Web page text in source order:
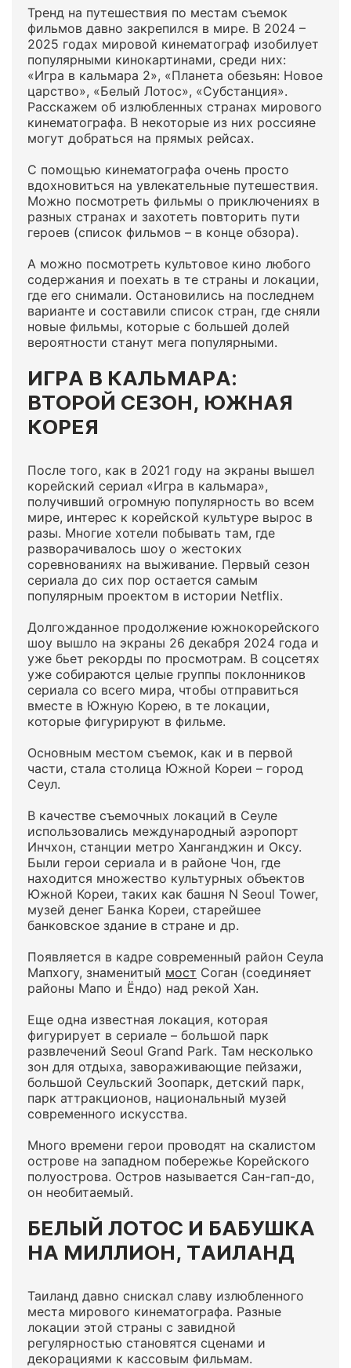
Тренд на путешествия по местам съемок
фильмов давно закрепился в мире. В 2024 –
2025 годах мировой кинематограф изобилует
популярными кинокартинами, среди них:
«Игра в кальмара 2», «Планета обезьян: Новое
царство», «Белый Лотос», «Субстанция».
Расскажем об излюбленных странах мирового
кинематографа. В некоторые из них россияне
могут добраться на прямых рейсах.
С помощью кинематографа очень просто
вдохновиться на увлекательные путешествия.
Можно посмотреть фильмы о приключениях в
разных странах и захотеть повторить пути
героев (список фильмов – в конце обзора).
А можно посмотреть культовое кино любого
содержания и поехать в те страны и локации,
где его снимали. Остановились на последнем
варианте и составили список стран, где сняли
новые фильмы, которые с большей долей
вероятности станут мега популярными.
ИГРА В КАЛЬМАРА:
ВТОРОЙ СЕЗОН, ЮЖНАЯ
КОРЕЯ
После того, как в 2021 году на экраны вышел
корейский сериал «Игра в кальмара»,
получивший огромную популярность во всем
мире, интерес к корейской культуре вырос в
разы. Многие хотели побывать там, где
разворачивалось шоу о жестоких
соревнованиях на выживание. Первый сезон
сериала до сих пор остается самым
популярным проектом в истории Netflix.
Долгожданное продолжение южнокорейского
шоу вышло на экраны 26 декабря 2024 года и
уже бьет рекорды по просмотрам. В соцсетях
уже собираются целые группы поклонников
сериала со всего мира, чтобы отправиться
вместе в Южную Корею, в те локации,
которые фигурируют в фильме.
Основным местом съемок, как и в первой
части, стала столица Южной Кореи – город
Сеул.
В качестве съемочных локаций в Сеуле
использовались международный аэропорт
Инчхон, станции метро Ханганджин и Оксу.
Были герои сериала и в районе Чон, где
находится множество культурных объектов
Южной Кореи, таких как башня N Seoul Tower,
музей денег Банка Кореи, старейшее
банковское здание в стране и др.
Появляется в кадре современный район Сеула
Мапхогу, знаменитый мост Соган (соединяет
районы Мапо и Ёндо) над рекой Хан.
Еще одна известная локация, которая
фигурирует в сериале – большой парк
развлечений Seoul Grand Park. Там несколько
зон для отдыха, завораживающие пейзажи,
большой Сеульский Зоопарк, детский парк,
парк аттракционов, национальный музей
современного искусства.
Много времени герои проводят на скалистом
острове на западном побережье Корейского
полуострова. Остров называется Сан-гап-до,
он необитаемый.
БЕЛЫЙ ЛОТОС И БАБУШКА
НА МИЛЛИОН, ТАИЛАНД
Таиланд давно снискал славу излюбленного
места мирового кинематографа. Разные
локации этой страны с завидной
регулярностью становятся сценами и
декорациями к кассовым фильмам.